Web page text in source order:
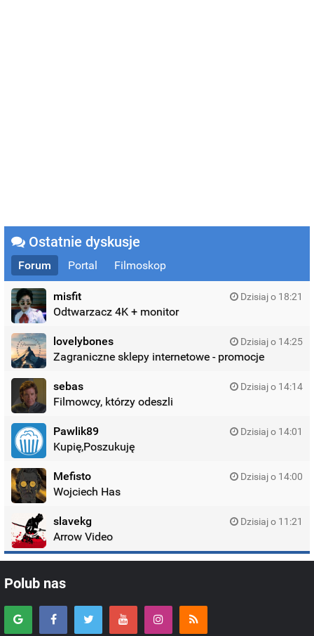
Ostatnie dyskusje
Forum Portal Filmoskop
misfit Dzisiaj o 18:21
Odtwarzacz 4K + monitor
lovelybones Dzisiaj o 14:25
Zagraniczne sklepy internetowe - promocje
sebas Dzisiaj o 14:14
Filmowcy, którzy odeszli
Pawlik89 Dzisiaj o 14:01
Kupię,Poszukuję
Mefisto Dzisiaj o 14:00
Wojciech Has
slavekg Dzisiaj o 11:21
Arrow Video
Polub nas